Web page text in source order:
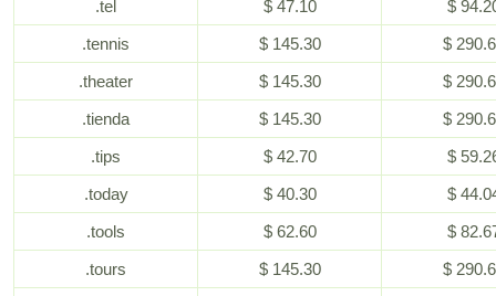
.tel $ 47.10
$
.tennis
$ 145.30
$
.theater
$ 145.30
$
.tienda
$ 145.30
$
.tips
$ 42.70
$
.today
$ 40.30
$
.tools
$ 62.60
$
.tours
$ 145.30
$